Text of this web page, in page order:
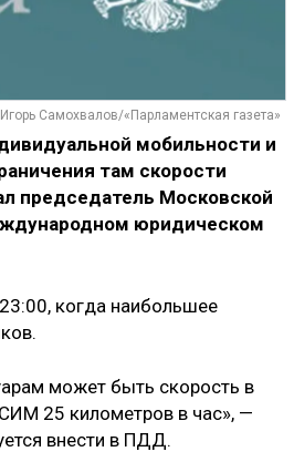
Самохвалов/«Парламентская газета»
мобильности и
там скорости
председатель Московской
юридическом
когда наибольшее
может быть скорость в
25 километров в час», —
внести в ПДД.